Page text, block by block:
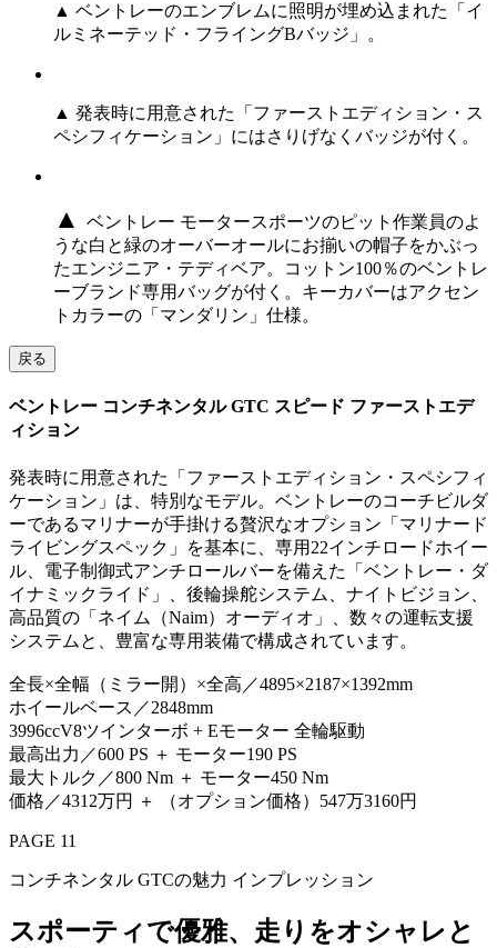
▲ ベントレーのエンブレムに照明が埋め込まれた「イ
ルミネーテッド・フライングBバッジ」。
▲ 発表時に用意された「ファーストエディション・ス
ペシフィケーション」にはさりげなくバッジが付く。
▲
ベントレー モータースポーツのピット作業員のよ
うな白と緑のオーバーオールにお揃いの帽子をかぶっ
たエンジニア・テディベア。コットン100％のベントレ
ーブランド専用バッグが付く。キーカバーはアクセン
トカラーの「マンダリン」仕様。
戻る
ベントレー コンチネンタル GTC スピード ファーストエデ
ィション
発表時に用意された「ファーストエディション・スペシフィ
ケーション」は、特別なモデル。ベントレーのコーチビルダ
ーであるマリナーが手掛ける贅沢なオプション「マリナード
ライビングスペック」を基本に、専用22インチロードホイー
ル、電子制御式アンチロールバーを備えた「ベントレー・ダ
イナミックライド」、後輪操舵システム、ナイトビジョン、
高品質の「ネイム（Naim）オーディオ」、数々の運転支援
システムと、豊富な専用装備で構成されています。
全長×全幅（ミラー開）×全高／4895×2187×1392mm
ホイールベース／2848mm
3996ccV8ツインターボ + Eモーター 全輪駆動
最高出力／600 PS ＋ モーター190 PS
最大トルク／800 Nm ＋ モーター450 Nm
価格／4312万円 ＋ （オプション価格）547万3160円
PAGE 11
コンチネンタル GTCの魅力 インプレッション
スポーティで優雅、走りをオシャレと